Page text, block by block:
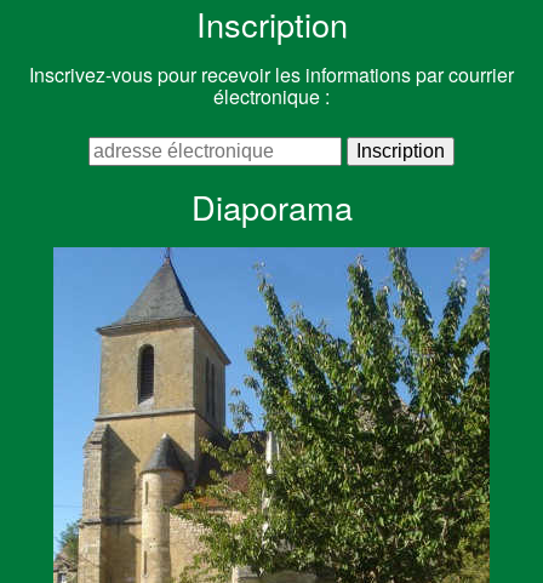
Inscription
Inscrivez-vous pour recevoir les informations par courrier
électronique :
Diaporama